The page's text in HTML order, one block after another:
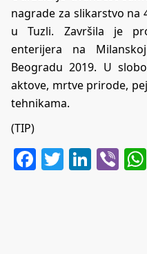
nagrade za slikarstvo na
u Tuzli. Završila je
enterijera na
Beogradu 2019. U
aktove, mrtve prirode,
tehnikama.
(TIP)
Facebook
Twitter